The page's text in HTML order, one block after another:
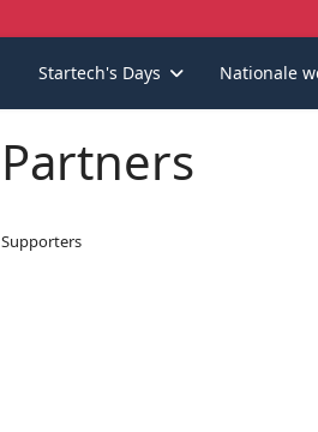
Startech's Days Nationale
Partners
Supporters